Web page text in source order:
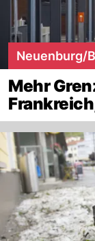
Neuenburg/
Mehr